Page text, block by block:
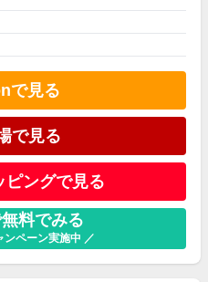
で見る
で見る
ングで見る
料でみる
ンペーン実施中 ／